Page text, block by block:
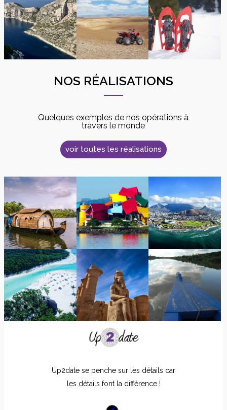
NOS RÉALISATIONS
Quelques exemples de nos opérations à
travers le monde
voir toutes les réalisations
Up2date se penche sur les détails car
les détails font la différence !